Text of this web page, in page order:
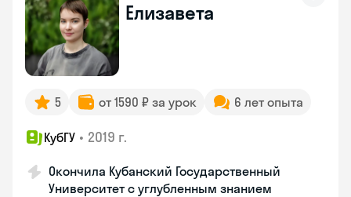
Елизавета
5 от 1590 ₽ за урок 6 лет опыта
КубГУ • 2019 г.
Окончила Кубанский Государственный
Университет с углубленным знанием